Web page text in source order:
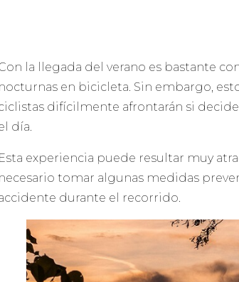
la llegada del verano es bastante
nocturnas en bicicleta. Sin embargo,
difícilmente afrontarán si
día.
Esta experiencia puede resultar muy
necesario tomar algunas medidas
durante el recorrido.